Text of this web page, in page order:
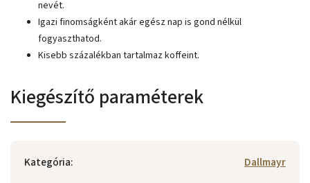
nevét.
Igazi finomságként akár egész nap is gond nélkül
fogyaszthatod.
Kisebb százalékban tartalmaz koffeint.
Kiegészítő paraméterek
Kategória:
Dallmayr